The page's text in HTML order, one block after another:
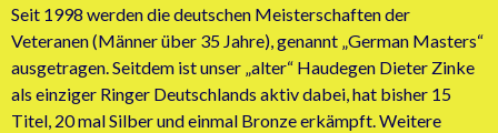
Seit 1998 werden die deutschen Meisterschaften der
Veteranen (Männer über 35 Jahre), genannt „German Masters“
ausgetragen. Seitdem ist unser „alter“ Haudegen Dieter Zinke
als einziger Ringer Deutschlands aktiv dabei, hat bisher 15
Titel, 20 mal Silber und einmal Bronze erkämpft. Weitere